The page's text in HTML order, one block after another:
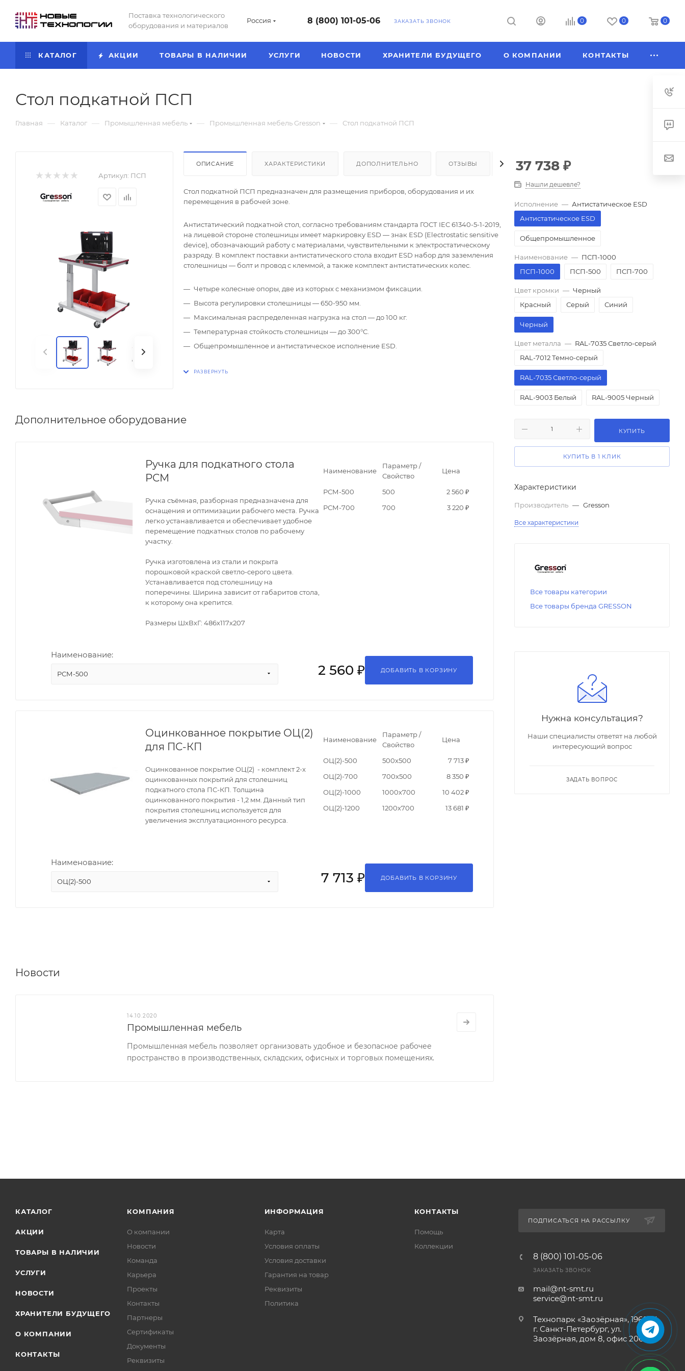
Поставка технологического
оборудования и материалов
Россия 8 (800) 101-05-06 ЗАКАЗАТЬ ЗВОНОК 0 0 0
КАТАЛОГ АКЦИИ ТОВАРЫ В НАЛИЧИИ УСЛУГИ НОВОСТИ ХРАНИТЕЛИ БУДУЩЕГО О КОМПАНИИ КОНТАКТЫ
Стол подкатной ПСП
Главная — Каталог — Промышленная мебель — Промышленная мебель Gresson — Стол подкатной ПСП
Артикул: ПСП
ОПИСАНИЕ ХАРАКТЕРИСТИКИ ДОПОЛНИТЕЛЬНО ОТЗЫВЫ КАК КУПИТЬ ДОСТАВКА
Стол подкатной ПСП предназначен для размещения приборов, оборудования и их
перемещения в рабочей зоне.
Антистатический подкатной стол, согласно требованиям стандарта ГОСТ IEC 61340-5-1-2019,
на лицевой стороне столешницы имеет маркировку ESD — знак ESD (Electrostatic sensitive
device), обозначающий работу с материалами, чувствительными к электростатическому
разряду. В комплект поставки антистатического стола входит ESD набор для заземления
столешницы — болт и провод с клеммой, а также комплект антистатических колес.
Четыре колесные опоры, две из которых с механизмом фиксации.
Высота регулировки столешницы — 650-950 мм.
Максимальная распределенная нагрузка на стол — до 100 кг.
Температурная стойкость столешницы — до 300°С.
Общепромышленное и антистатическое исполнение ESD.
Дополнительное оборудование
Ручка для подкатного стола
РСМ
Ручка съёмная, разборная предназначена для
оснащения и оптимизации рабочего места. Ручка
легко устанавливается и обеспечивает удобное
перемещение подкатных столов по рабочему
участку.
Ручка изготовлена из стали и покрыта
порошковой краской светло-серого цвета.
Устанавливается под столешницу на
поперечины. Ширина зависит от габаритов стола,
к которому она крепится.
Размеры ШхВхГ: 486х117х207
Наименование
Параметр /
Свойство
Цена
РСМ-500 500
2 560 ₽
РСМ-700
700 3 220 ₽
Наименование:
РСМ-500 2 560 ₽ ДОБАВИТЬ В КОРЗИНУ
Оцинкованное покрытие ОЦ(2)
для ПС-КП
Оцинкованное покрытие ОЦ(2) - комплект 2-х
оцинкованных покрытий для столешниц
подкатного стола ПС-КП. Толщина
оцинкованного покрытия - 1,2 мм. Данный тип
покрытия столешниц используется для
увеличения эксплуатационного ресурса.
Наименование
Параметр /
Свойство
Цена
ОЦ(2)-500 500х500
7 713 ₽
ОЦ(2)-700
700х500
8 350 ₽
ОЦ(2)-1000
1000х700
10 402 ₽
ОЦ(2)-1200
1200х700 13 681 ₽
Наименование:
ОЦ(2)-500 7 713 ₽ ДОБАВИТЬ В КОРЗИНУ
Новости
14.10.2020
Промышленная мебель
Промышленная мебель позволяет организовать удобное и безопасное рабочее
пространство в производственных, складских, офисных и торговых помещениях.
37 738 ₽
Нашли дешевле?
Исполнение — Антистатическое ESD
Антистатическое ESD
Общепромышленное
Наименование — ПСП-1000
ПСП-1000
ПСП-500 ПСП-700
Цвет кромки — Черный
Красный
Серый Синий
Черный
Цвет металла — RAL-7035 Светло-серый
RAL-7012 Темно-серый
RAL-7035 Светло-серый
RAL-9003 Белый RAL-9005 Черный
КУПИТЬ
КУПИТЬ В 1 КЛИК
Характеристики
Производитель — Gresson
Все характеристики
Все товары категории
Все товары бренда GRESSON
Нужна консультация?
Наши специалисты ответят на любой
интересующий вопрос
ЗАДАТЬ ВОПРОС
КАТАЛОГ
АКЦИИ
ТОВАРЫ В НАЛИЧИИ
УСЛУГИ
НОВОСТИ
ХРАНИТЕЛИ БУДУЩЕГО
О КОМПАНИИ
КОНТАКТЫ
КОМПАНИЯ
О компании
Новости
Команда
Карьера
Проекты
Контакты
Партнеры
Сертификаты
Документы
Реквизиты
ИНФОРМАЦИЯ
Карта
Условия оплаты
Условия доставки
Гарантия на товар
Реквизиты
Политика
КОНТАКТЫ
Помощь
Коллекции
ПОДПИСАТЬСЯ НА РАССЫЛКУ
8 (800) 101-05-06
ЗАКАЗАТЬ ЗВОНОК
mail@nt-smt.ru
service@nt-smt.ru
Технопарк «Заозёрная», 196084,
г. Санкт-Петербург, ул.
Заозёрная, дом 8, офис 206